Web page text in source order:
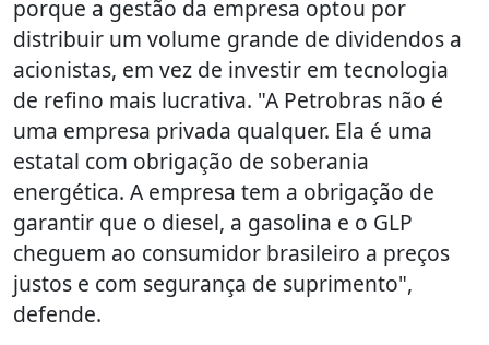
porque a gestão da empresa optou por
distribuir um volume grande de dividendos a
acionistas, em vez de investir em tecnologia
de refino mais lucrativa. "A Petrobras não é
uma empresa privada qualquer. Ela é uma
estatal com obrigação de soberania
energética. A empresa tem a obrigação de
garantir que o diesel, a gasolina e o GLP
cheguem ao consumidor brasileiro a preços
justos e com segurança de suprimento",
defende.